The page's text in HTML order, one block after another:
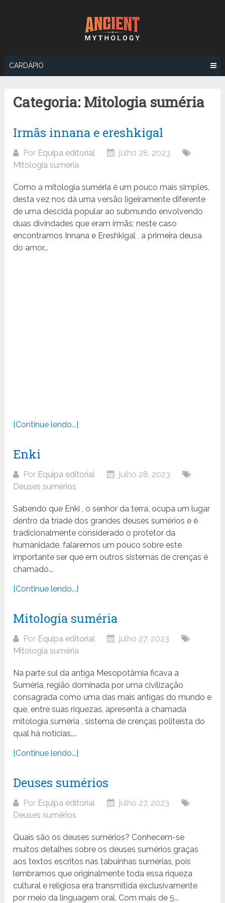
CARDÁPIO
Categoria: Mitologia suméria
Irmãs innana e ereshkigal
Por Equipa editorial
julho 28, 2023
Mitologia suméria
Como a mitologia suméria é um pouco mais simples,
desta vez nos dá uma versão ligeiramente diferente
de uma descida popular ao submundo envolvendo
duas divindades que eram irmãs; neste caso
encontramos Innana e Ereshkigal , a primeira deusa
do amor...
[Continue lendo...]
Enki
Por Equipa editorial
julho 28, 2023
Deuses sumérios
Sabendo que Enki , o senhor da terra, ocupa um lugar
dentro da tríade dos grandes deuses sumérios e é
tradicionalmente considerado o protetor da
humanidade, falaremos um pouco sobre este
importante ser que em outros sistemas de crenças é
chamado...
[Continue lendo...]
Mitologia suméria
Por Equipa editorial
julho 27, 2023
Mitologia suméria
Na parte sul da antiga Mesopotâmia ficava a
Suméria, região dominada por uma civilização
consagrada como uma das mais antigas do mundo e
que, entre suas riquezas, apresenta a chamada
mitologia suméria , sistema de crenças politeísta do
qual há notícias....
[Continue lendo...]
Deuses sumérios
Por Equipa editorial
julho 27, 2023
Deuses sumérios
Quais são os deuses sumérios? Conhecem-se
muitos detalhes sobre os deuses sumérios graças
aos textos escritos nas tabuinhas sumérias, pois
lembramos que originalmente toda essa riqueza
cultural e religiosa era transmitida exclusivamente
por meio da linguagem oral. Com mais de 5...